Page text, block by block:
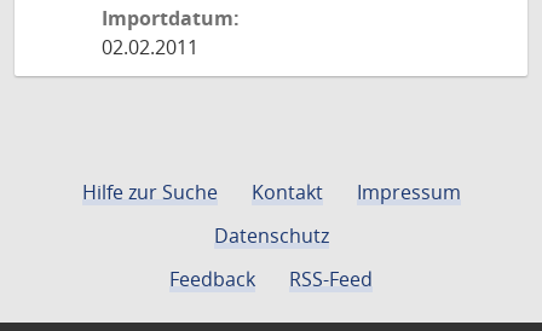
Importdatum:
02.02.2011
Hilfe zur Suche Kontakt
Impressum
Datenschutz
Feedback
RSS-Feed